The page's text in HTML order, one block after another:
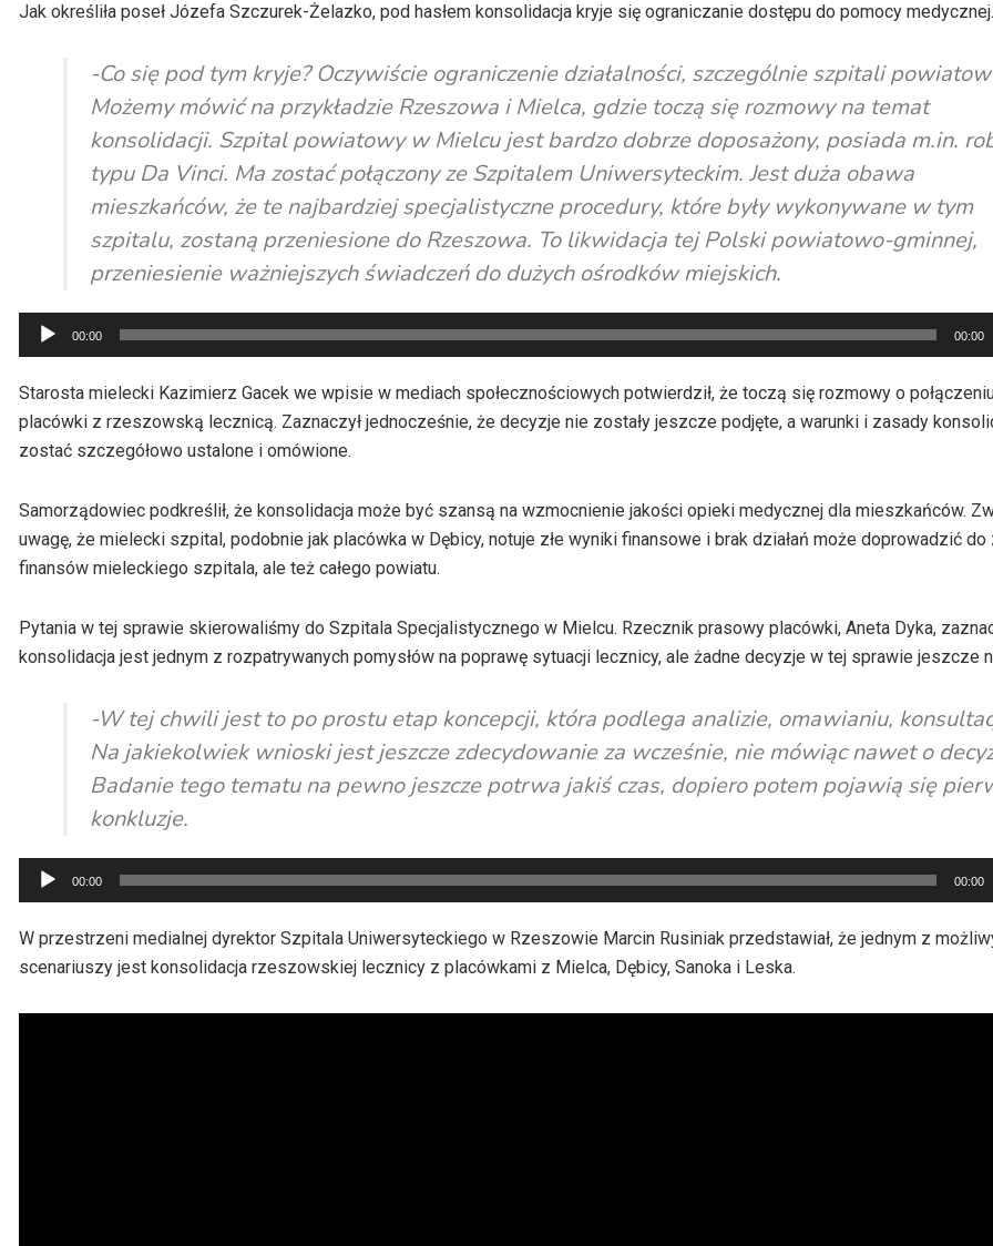
Jak określiła poseł Józefa Szczurek-Żelazko, pod hasłem konsolidacja kryje się ograniczanie dostępu do pomocy medycznej.
-Co się pod tym kryje? Oczywiście ograniczenie działalności, szczególnie szpitali
Możemy mówić na przykładzie Rzeszowa i Mielca, gdzie toczą się rozmowy na temat
konsolidacji. Szpital powiatowy w Mielcu jest bardzo dobrze doposażony, posiada m.in.
typu Da Vinci. Ma zostać połączony ze Szpitalem Uniwersyteckim. Jest duża obawa
mieszkańców, że te najbardziej specjalistyczne procedury, które były wykonywane w tym
szpitalu, zostaną przeniesione do Rzeszowa. To likwidacja tej Polski powiatowo-gminnej,
przeniesienie ważniejszych świadczeń do dużych ośrodków miejskich.
Odtwarzacz
plików
dźwiękowych
00:00 00:00
Starosta mielecki Kazimierz Gacek we wpisie w mediach społecznościowych potwierdził, że toczą się rozmowy o
placówki z rzeszowską lecznicą. Zaznaczył jednocześnie, że decyzje nie zostały jeszcze podjęte, a warunki i zasady
zostać szczegółowo ustalone i omówione.
Samorządowiec podkreślił, że konsolidacja może być szansą na wzmocnienie jakości opieki medycznej dla mieszkańców.
uwagę, że mielecki szpital, podobnie jak placówka w Dębicy, notuje złe wyniki finansowe i brak działań może doprowadzić do
finansów mieleckiego szpitala, ale też całego powiatu.
Pytania w tej sprawie skierowaliśmy do Szpitala Specjalistycznego w Mielcu. Rzecznik prasowy placówki, Aneta Dyka,
konsolidacja jest jednym z rozpatrywanych pomysłów na poprawę sytuacji lecznicy, ale żadne decyzje w tej sprawie jeszcze
-W tej chwili jest to po prostu etap koncepcji, która podlega analizie, omawianiu,
Na jakiekolwiek wnioski jest jeszcze zdecydowanie za wcześnie, nie mówiąc nawet o
Badanie tego tematu na pewno jeszcze potrwa jakiś czas, dopiero potem pojawią się
konkluzje.
Odtwarzacz
plików
dźwiękowych
00:00 00:00
W przestrzeni medialnej dyrektor Szpitala Uniwersyteckiego w Rzeszowie Marcin Rusiniak przedstawiał, że jednym z
scenariuszy jest konsolidacja rzeszowskiej lecznicy z placówkami z Mielca, Dębicy, Sanoka i Leska.